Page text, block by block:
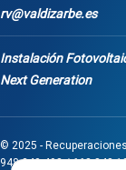
rv@valdizarbe.es
Instalación
Next Generation
© 2025 -
948 340 498 / 668 848